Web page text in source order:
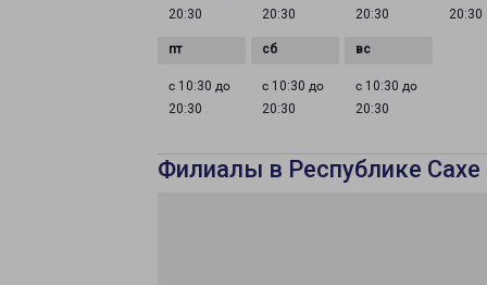
20:30
20:30
20:30
20:30
с 10:30 до
20:30
с 10:30 до
20:30
с 10:30 до
20:30
Филиалы в Республике Сахе